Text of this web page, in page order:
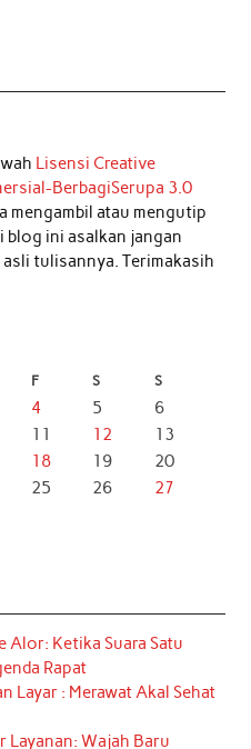
Lisensi Creative
BerbagiSerupa 3.0
mengambil atau mengutip
blog ini asalkan jangan
tulisannya. Terimakasih
F S S
4 5
6
11 12
13
18 19
20
25 26
27
Alor: Ketika Suara Satu
Rapat
Layar : Merawat Akal Sehat
Layanan: Wajah Baru